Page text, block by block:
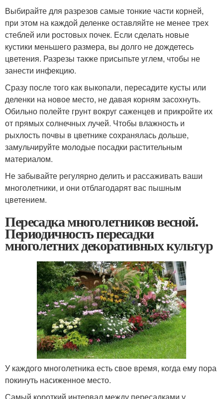
Выбирайте для разрезов самые тонкие части корней,
при этом на каждой деленке оставляйте не менее трех
стеблей или ростовых почек. Если сделать новые
кустики меньшего размера, вы долго не дождетесь
цветения. Разрезы также присыпьте углем, чтобы не
занести инфекцию.
Сразу после того как выкопали, пересадите кусты или
деленки на новое место, не давая корням засохнуть.
Обильно полейте грунт вокруг саженцев и прикройте их
от прямых солнечных лучей. Чтобы влажность и
рыхлость почвы в цветнике сохранялась дольше,
замульчируйте молодые посадки растительным
материалом.
Не забывайте регулярно делить и рассаживать ваши
многолетники, и они отблагодарят вас пышным
цветением.
Пересадка многолетников весной.
Периодичность пересадки
многолетних декоративных культур
У каждого многолетника есть свое время, когда ему пора
покинуть насиженное место.
Самый короткий интервал между пересадками у